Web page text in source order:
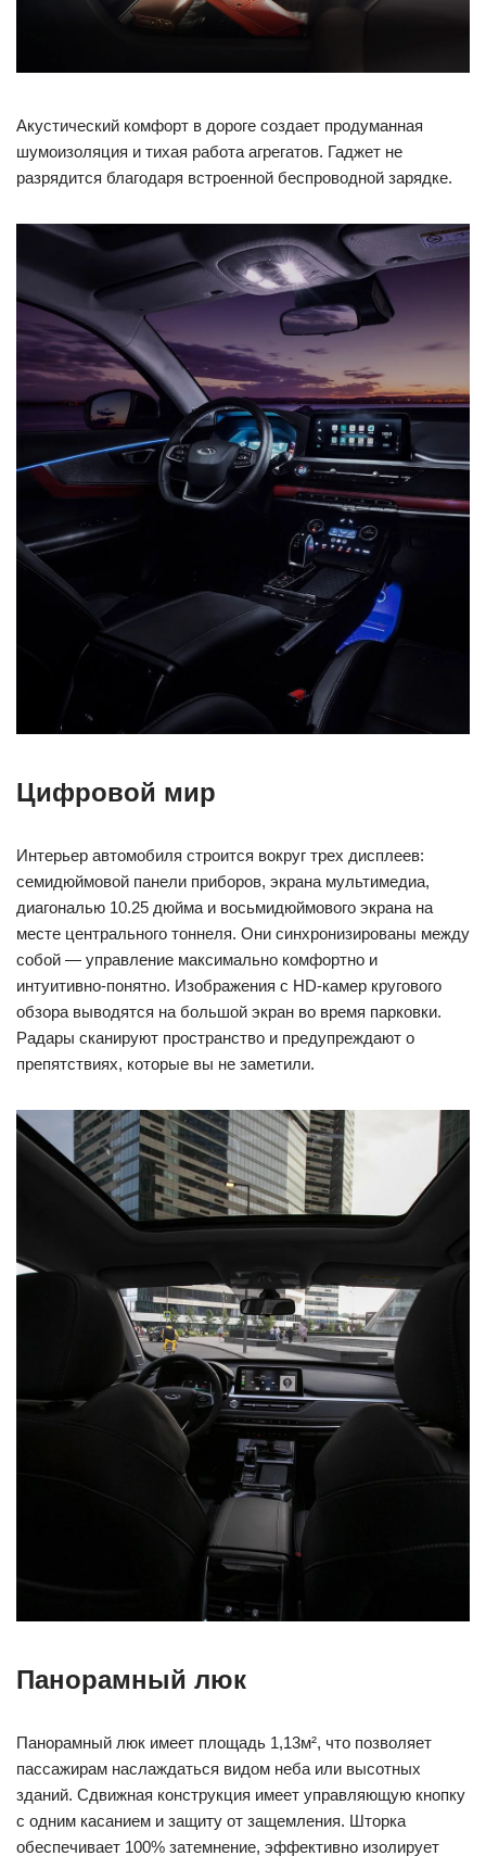
Акустический комфорт в дороге создает продуманная
шумоизоляция и тихая работа агрегатов. Гаджет не
разрядится благодаря встроенной беспроводной зарядке.
Цифровой мир
Интерьер автомобиля строится вокруг трех дисплеев:
семидюймовой панели приборов, экрана мультимедиа,
диагональю 10.25 дюйма и восьмидюймового экрана на
месте центрального тоннеля. Они синхронизированы между
собой — управление максимально комфортно и
интуитивно-понятно. Изображения с HD-камер кругового
обзора выводятся на большой экран во время парковки.
Радары сканируют пространство и предупреждают о
препятствиях, которые вы не заметили.
Панорамный люк
Панорамный люк имеет площадь 1,13м², что позволяет
пассажирам наслаждаться видом неба или высотных
зданий. Сдвижная конструкция имеет управляющую кнопку
с одним касанием и защиту от защемления. Шторка
обеспечивает 100% затемнение, эффективно изолирует